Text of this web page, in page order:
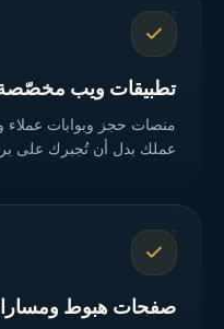
تطبيقات ويب
منصات حجز وبوابات عملاء
عملك بدل أن تُجبرك على
صفحات هبوط